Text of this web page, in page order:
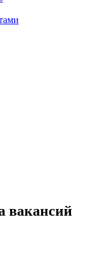
вакансий